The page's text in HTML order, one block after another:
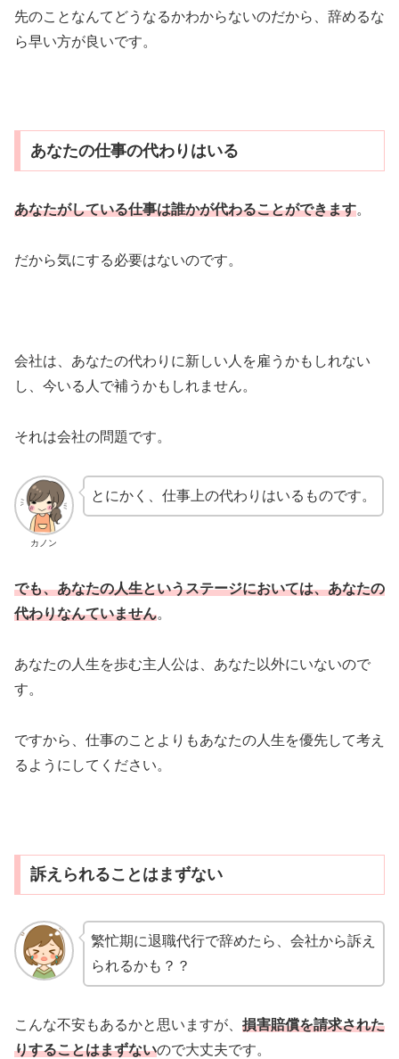
先のことなんてどうなるかわからないのだから、辞めるな
ら早い方が良いです。
あなたの仕事の代わりはいる
あなたがしている仕事は誰かが代わることができます。
だから気にする必要はないのです。
会社は、あなたの代わりに新しい人を雇うかもしれない
し、今いる人で補うかもしれません。
それは会社の問題です。
カノン
とにかく、仕事上の代わりはいるものです。
でも、あなたの人生というステージにおいては、あなたの
代わりなんていません。
あなたの人生を歩む主人公は、あなた以外にいないので
す。
ですから、仕事のことよりもあなたの人生を優先して考え
るようにしてください。
訴えられることはまずない
繁忙期に退職代行で辞めたら、会社から訴え
られるかも？？
こんな不安もあるかと思いますが、 損害賠償を請求された
りすることはまずないので大丈夫です。